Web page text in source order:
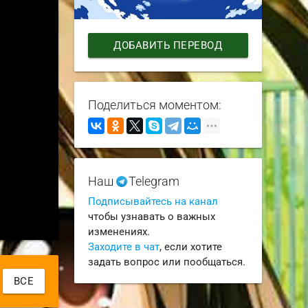
ВСЕ
ДОБАВИТЬ ПЕРЕВОД
Поделиться моментом:
Наш Telegram
Подписывайтесь на канал
чтобы узнавать о важных
изменениях.
Заходите в чат, если хотите
задать вопрос или пообщаться.